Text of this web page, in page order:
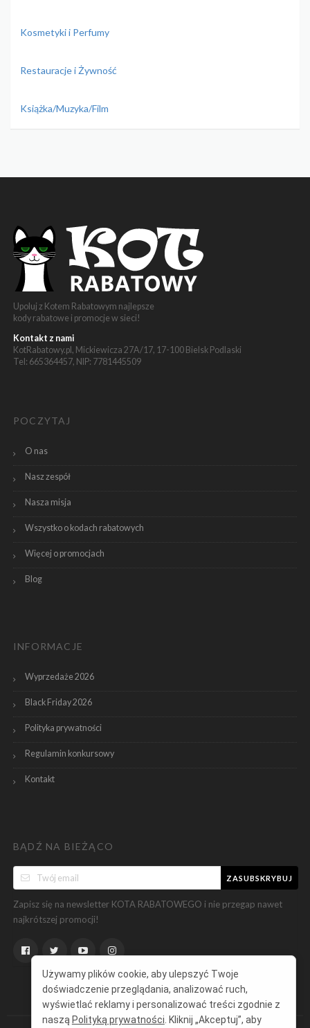
Kosmetyki i Perfumy
Restauracje i Żywność
Książka/Muzyka/Film
Upoluj z Kotem Rabatowym najlepsze
kody rabatowe i promocje w sieci!
Kontakt z nami
KotRabatowy.pl, Mickiewicza 27A/17, 17-100 Bielsk Podlaski
Tel: 665364457, NIP: 7781445509
POCZYTAJ
O nas
Nasz zespół
Nasza misja
Wszystko o kodach rabatowych
Więcej o promocjach
Blog
INFORMACJE
Wyprzedaże 2026
Black Friday 2026
Polityka prywatności
Regulamin konkursowy
Kontakt
BĄDŹ NA BIEŻĄCO
ZASUBSKRYBUJ
Zapisz się na newsletter KOTA RABATOWEGO i nie przegap nawet
najkrótszej promocji!
Używamy plików cookie, aby ulepszyć Twoje
doświadczenie przeglądania, analizować ruch,
wyświetlać reklamy i personalizować treści zgodnie z
naszą Polityką prywatności . Kliknij „Akceptuj”, aby